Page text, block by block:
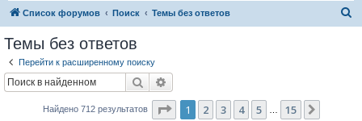
Список форумов Поиск Темы без ответов
Темы без ответов
Перейти к расширенному поиску
Поиск
Найдено 712 результатов Страница из 15
1 2 3 4 5 15